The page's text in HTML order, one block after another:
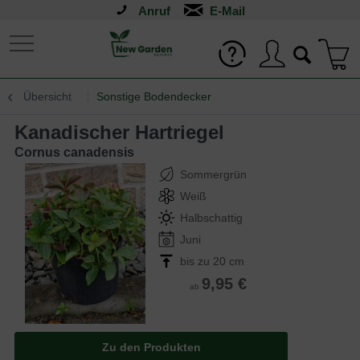
Anruf
Übersicht Sonstige Bodendecker
Kanadischer Hartriegel
Cornus canadensis
Sommergrün
Weiß
Halbschattig
Juni
bis zu 20 cm
ab 9,95 €
Zu den Produkten